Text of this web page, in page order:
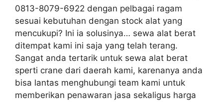
0813-8079-6922 dengan pelbagai ragam
sesuai kebutuhan dengan stock alat yang
mencukupi? Ini ia solusinya… sewa alat berat
ditempat kami ini saja yang telah terang.
Sangat anda tertarik untuk sewa alat berat
sperti crane dari daerah kami, karenanya anda
bisa lantas menghubungi team kami untuk
memberikan penawaran jasa sekaligus harga